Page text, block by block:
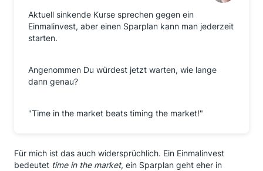
Aktuell sinkende Kurse sprechen gegen ein
Einmalinvest, aber einen Sparplan kann man jederzeit
starten.
Angenommen Du würdest jetzt warten, wie lange
dann genau?
"Time in the market beats timing the market!"
Für mich ist das auch widersprüchlich. Ein Einmalinvest
bedeutet time in the market, ein Sparplan geht eher in